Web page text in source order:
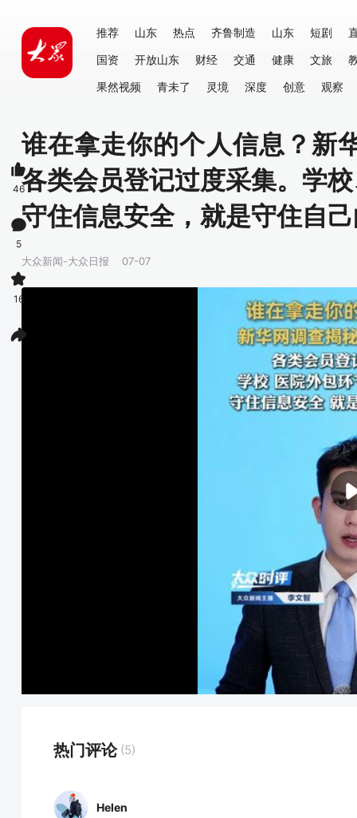
推荐 山东 热点 齐鲁制造 山东 短剧
国资
开放山东 财经 交通 健康 文旅
果然视频
青未了 灵境 深度 创意 观察
谁在拿走你的个人信息？新
各类会员登记过度采集。学
守住信息安全，就是守住自
大众新闻-大众日报 07-07
热门评论 (5)
Helen
46
5
16